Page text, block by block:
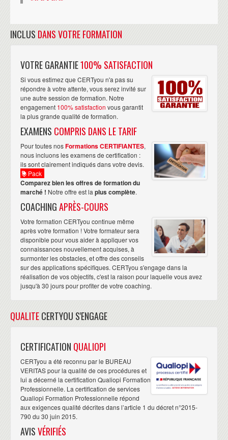
INCLUS DANS VOTRE FORMATION
VOTRE GARANTIE100% SATISFACTION
Si vous estimez que CERTyou n'a pas su
répondre à votre attente, vous serez invité sur
une autre session de formation. Notre
engagement 100% satisfaction vous garantit
la plus grande qualité de formation.
EXAMENS COMPRIS DANS LE TARIF
Pour toutes nosFormations CERTIFIANTES,
nous incluons les examens de certification :
ils sont clairement indiqués dans votre devis.
Pack
Comparez bien les offres de formation du
marché ! Notre offre est la plus complète.
COACHINGAPRÈS-COURS
Votre formation CERTyou continue même
après votre formation ! Votre formateur sera
disponible pour vous aider à appliquer vos
connaissances nouvellement acquises, à
surmonter les obstacles, et offre des conseils
sur des applications spécifiques. CERTyou s'engage dans la
réalisation de vos objectifs, c'est la raison pour laquelle vous avez
jusqu'à 30 jours pour profiter de votre coaching.
QUALITECERTYOU S'ENGAGE
CERTIFICATION QUALIOPI
CERTyou a été reconnu par le BUREAU
VERITAS pour la qualité de ces procédures et
lui a décerné la certification Qualiopi Formation
Professionnelle. La certification de services
Qualiopi Formation Professionnelle répond
aux exigences qualité décrites dans l’article 1 du décret n°2015-
790 du 30 juin 2015.
AVISVÉRIFIÉS